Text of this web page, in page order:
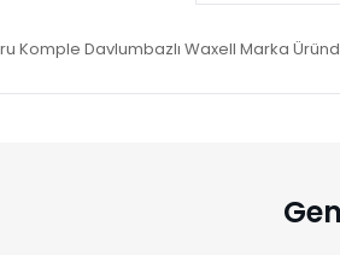
Komple Davlumbazlı Waxell Marka